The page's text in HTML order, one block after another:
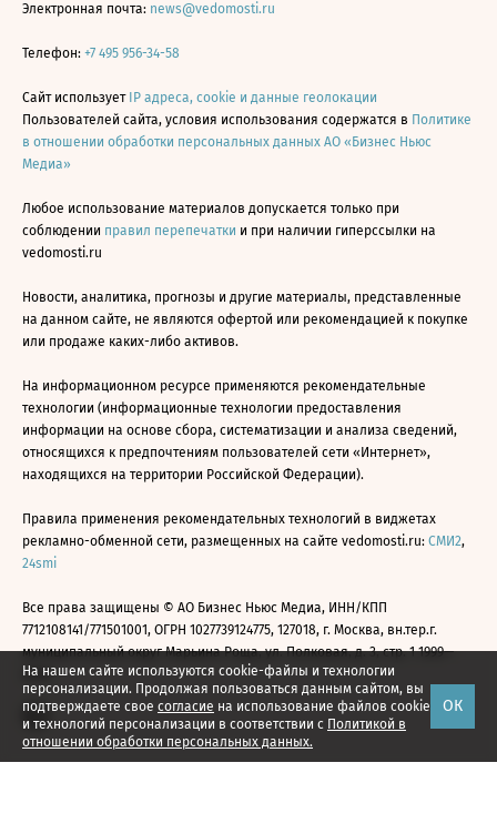
На нашем сайте используются cookie-файлы и технологии
персонализации. Продолжая пользоваться данным сайтом, вы
подтверждаете свое согласие на использование файлов cookie
и технологий персонализации в соответствии с Политикой в
отношении обработки персональных данных.
ОК
Электронная почта: news@vedomosti.ru
Телефон: +7 495 956-34-58
Сайт использует IP адреса, cookie и данные геолокации
Пользователей сайта, условия использования содержатся в Политике
в отношении обработки персональных данных АО «Бизнес Ньюс
Медиа»
Любое использование материалов допускается только при
соблюдении правил перепечатки и при наличии гиперссылки на
vedomosti.ru
Новости, аналитика, прогнозы и другие материалы, представленные
на данном сайте, не являются офертой или рекомендацией к покупке
или продаже каких-либо активов.
На информационном ресурсе применяются рекомендательные
технологии (информационные технологии предоставления
информации на основе сбора, систематизации и анализа сведений,
относящихся к предпочтениям пользователей сети «Интернет»,
находящихся на территории Российской Федерации).
Правила применения рекомендательных технологий в виджетах
рекламно-обменной сети, размещенных на сайте vedomosti.ru: СМИ2,
24smi
Все права защищены © АО Бизнес Ньюс Медиа, ИНН/КПП
7712108141/771501001, ОГРН 1027739124775, 127018, г. Москва, вн.тер.г.
муниципальный округ Марьина Роща, ул. Полковая, д. 3, стр. 1 1999—
2026